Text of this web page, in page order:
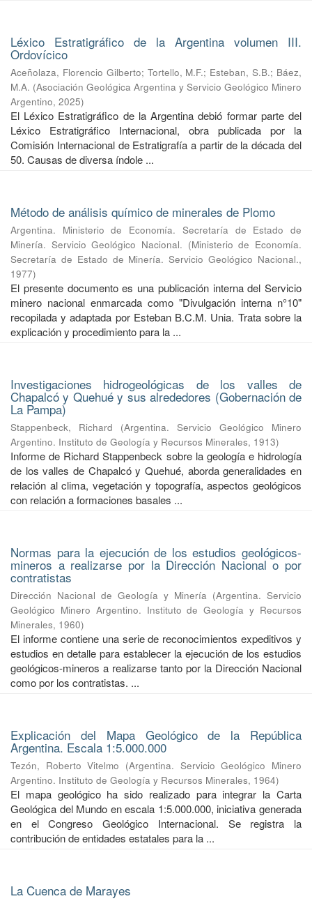
Léxico Estratigráfico de la Argentina volumen III.
Ordovícico
Aceñolaza, Florencio Gilberto; Tortello, M.F.; Esteban, S.B.; Báez,
M.A. (Asociación Geológica Argentina y Servicio Geológico Minero
Argentino, 2025)
El Léxico Estratigráfico de la Argentina debió formar parte del
Léxico Estratigráfico Internacional, obra publicada por la
Comisión Internacional de Estratigrafía a partir de la década del
50. Causas de diversa índole ...
Método de análisis químico de minerales de Plomo
Argentina. Ministerio de Economía. Secretaría de Estado de
Minería. Servicio Geológico Nacional. (Ministerio de Economía.
Secretaría de Estado de Minería. Servicio Geológico Nacional.,
1977)
El presente documento es una publicación interna del Servicio
minero nacional enmarcada como "Divulgación interna n°10"
recopilada y adaptada por Esteban B.C.M. Unia. Trata sobre la
explicación y procedimiento para la ...
Investigaciones hidrogeológicas de los valles de
Chapalcó y Quehué y sus alrededores (Gobernación de
La Pampa)
Stappenbeck, Richard (Argentina. Servicio Geológico Minero
Argentino. Instituto de Geología y Recursos Minerales, 1913)
Informe de Richard Stappenbeck sobre la geología e hidrología
de los valles de Chapalcó y Quehué, aborda generalidades en
relación al clima, vegetación y topografía, aspectos geológicos
con relación a formaciones basales ...
Normas para la ejecución de los estudios geológicos-
mineros a realizarse por la Dirección Nacional o por
contratistas
Dirección Nacional de Geología y Minería (Argentina. Servicio
Geológico Minero Argentino. Instituto de Geología y Recursos
Minerales, 1960)
El informe contiene una serie de reconocimientos expeditivos y
estudios en detalle para establecer la ejecución de los estudios
geológicos-mineros a realizarse tanto por la Dirección Nacional
como por los contratistas. ...
Explicación del Mapa Geológico de la República
Argentina. Escala 1:5.000.000
Tezón, Roberto Vitelmo (Argentina. Servicio Geológico Minero
Argentino. Instituto de Geología y Recursos Minerales, 1964)
El mapa geológico ha sido realizado para integrar la Carta
Geológica del Mundo en escala 1:5.000.000, iniciativa generada
en el Congreso Geológico Internacional. Se registra la
contribución de entidades estatales para la ...
La Cuenca de Marayes